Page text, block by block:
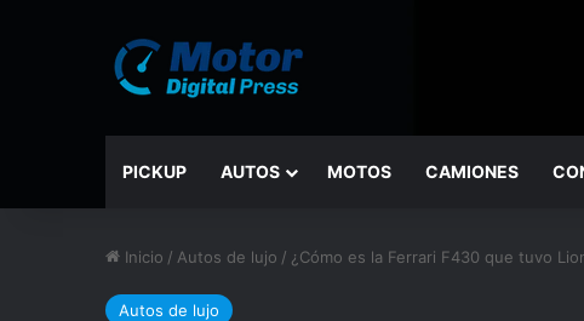
PICKUP AUTOS MOTOS CAMIONES
Inicio / Autos de lujo / ¿Cómo es la Ferrari F430 que tuvo
Autos de lujo